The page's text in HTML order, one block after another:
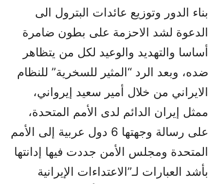
بناء الدور وتوزيع عائدات البترول الى
الدعوة لشد الاحزمة على بطون ضامرة
أساسا والتهديد والوعيد لكل من يتظاهر
ضده، وبعد الرد “المثير للسخرية” للنظام
الايراني من خلال أمير سعيد إيرواني،
ممثل إيران الدائم لدى الأمم المتحدة،
على رسالة وجهتها 6 دول عربية إلى الأمم
المتحدة ومجلس الأمن جددت فيها إدانتها
بأشد العبارات لـ”الاعتداءات الإيرانية